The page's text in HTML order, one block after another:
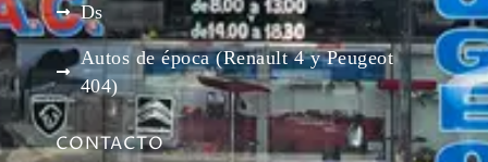
Ds
Autos de época (Renault 4 y Peugeot
404)
CONTACTO